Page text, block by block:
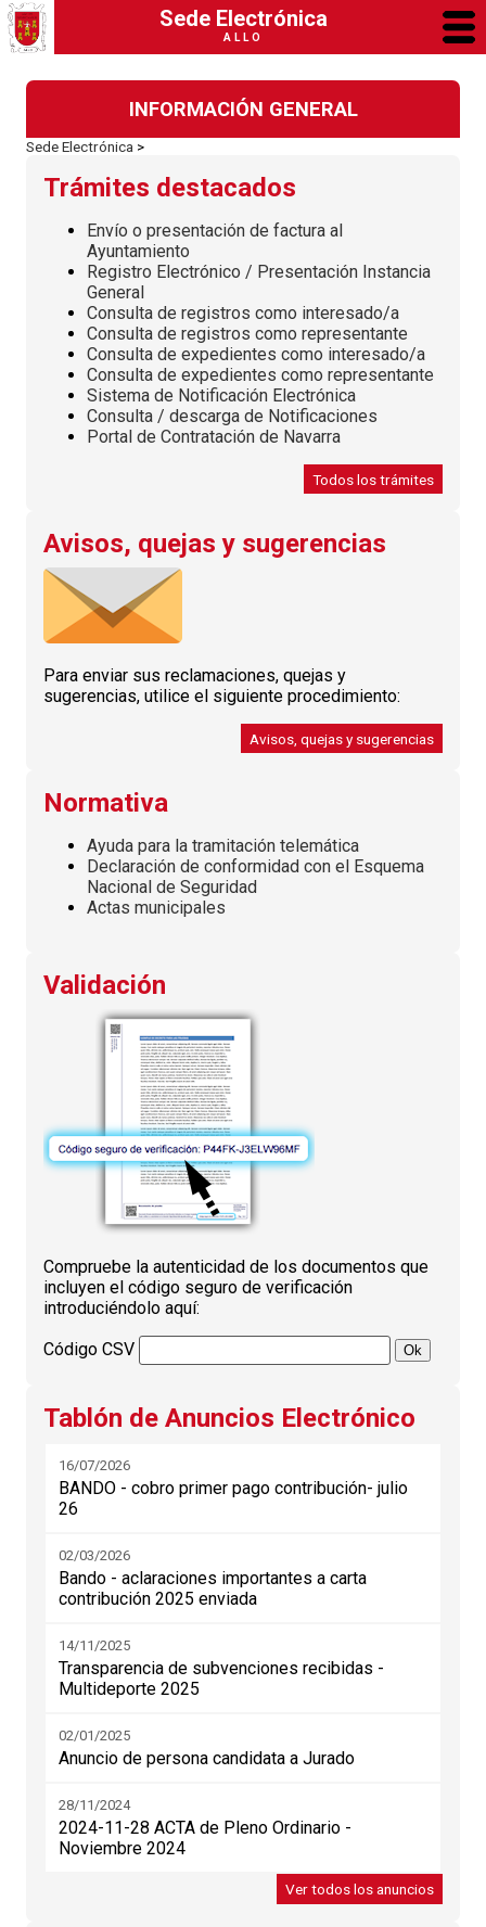
Sede Electrónica
ALLO
INFORMACIÓN GENERAL
Sede Electrónica >
Trámites destacados
Envío o presentación de factura al
Ayuntamiento
Registro Electrónico / Presentación Instancia
General
Consulta de registros como interesado/a
Consulta de registros como representante
Consulta de expedientes como interesado/a
Consulta de expedientes como representante
Sistema de Notificación Electrónica
Consulta / descarga de Notificaciones
Portal de Contratación de Navarra
Todos los trámites
Avisos, quejas y sugerencias
Para enviar sus reclamaciones, quejas y
sugerencias, utilice el siguiente procedimiento:
Avisos, quejas y sugerencias
Normativa
Ayuda para la tramitación telemática
Declaración de conformidad con el Esquema
Nacional de Seguridad
Actas municipales
Validación
Compruebe la autenticidad de los documentos que
incluyen el código seguro de verificación
introduciéndolo aquí:
Código CSV
Tablón de Anuncios Electrónico
16/07/2026
BANDO - cobro primer pago contribución- julio
26
02/03/2026
Bando - aclaraciones importantes a carta
contribución 2025 enviada
14/11/2025
Transparencia de subvenciones recibidas -
Multideporte 2025
02/01/2025
Anuncio de persona candidata a Jurado
28/11/2024
2024-11-28 ACTA de Pleno Ordinario -
Noviembre 2024
Ver todos los anuncios